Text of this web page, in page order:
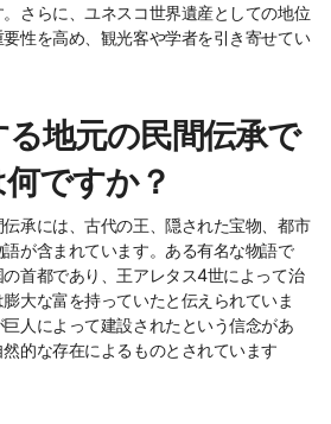
さらに、ユネスコ世界遺産としての地位
性を高め、観光客や学者を引き寄せてい
地元の民間伝承で
ですか？
承には、古代の王、隠された宝物、都市
が含まれています。ある有名な物語で
首都であり、王アレタス4世によって治
大な富を持っていたと伝えられていま
人によって建設されたという信念があ
的な存在によるものとされています